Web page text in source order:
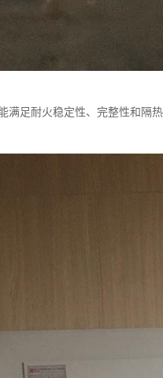
满足耐火稳定性、完整性和隔